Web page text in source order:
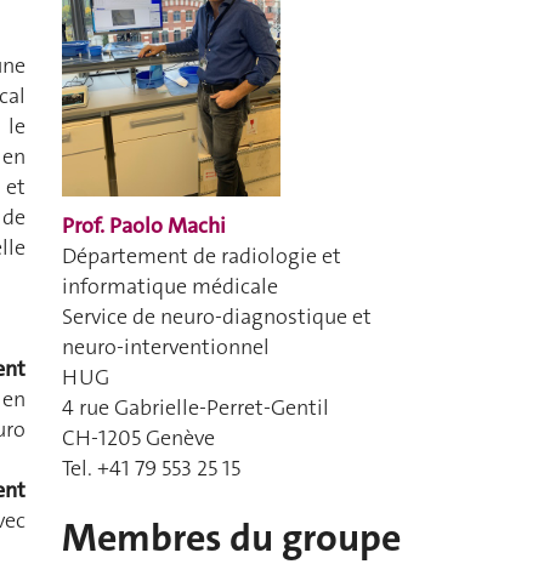
le
et
Prof. Paolo Machi
Département de radiologie et
informatique médicale
Service de neuro-diagnostique et
neuro-interventionnel
HUG
4 rue Gabrielle-Perret-Gentil
CH-1205 Genève
Tel. +41 79 553 25 15
Membres du groupe